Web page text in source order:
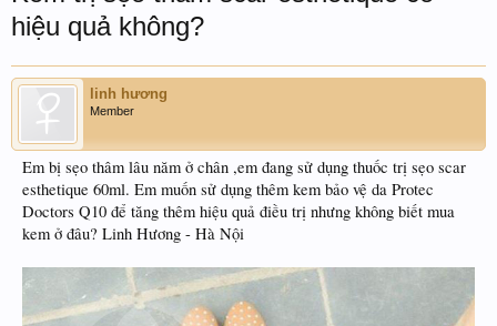
hiệu quả không?
linh hương
Member
Em bị sẹo thâm lâu năm ở chân ,em đang sử dụng thuốc trị sẹo scar
esthetique 60ml. Em muốn sử dụng thêm kem bảo vệ da Protec
Doctors Q10 để tăng thêm hiệu quả điều trị nhưng không biết mua
kem ở đâu? Linh Hương - Hà Nội